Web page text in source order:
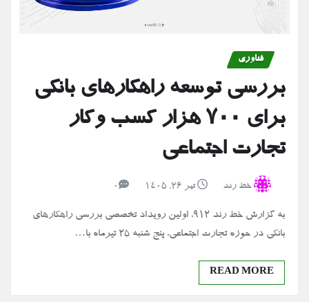
فناوری
بررسی توسعه راهکارهای بانکی
برای ۷۰۰ هزار کسب وکار
تجارت اجتماعی
خط رند تیر ۲۶, ۱۴۰۵ 0
به گزارش خط رند 912، اولین رویداد تخصصی بررسی راهکارهای
بانکی در حوزه تجارت اجتماعی، پنج شنبه ۲۵ تیرماه با…
READ MORE